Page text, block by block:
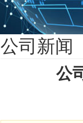
公司新闻
公